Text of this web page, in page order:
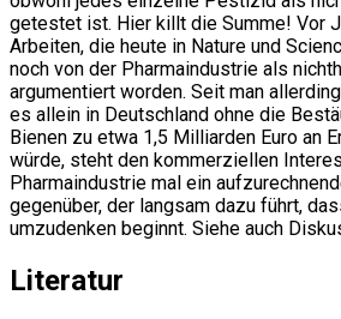
getestet ist. Hier killt die Summe! Vor
Arbeiten, die heute in Nature und
noch von der Pharmaindustrie als
argumentiert worden. Seit man
es allein in Deutschland ohne die
Bienen zu etwa 1,5 Milliarden Euro an
würde, steht den kommerziellen
Pharmaindustrie mal ein
gegenüber, der langsam dazu führt,
umzudenken beginnt. Siehe auch
Literatur